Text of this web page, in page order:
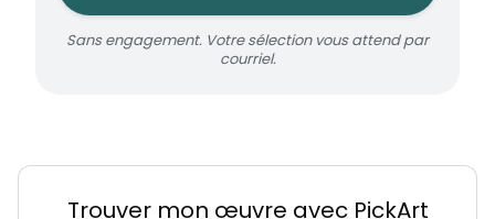
Sans engagement. Votre sélection vous attend par
courriel.
Trouver mon œuvre avec PickArt